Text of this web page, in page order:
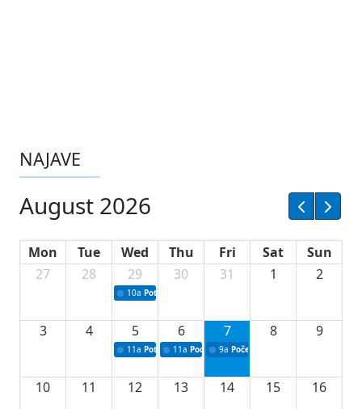
NAJAVE
August 2026
Mon Tue Wed Thu Fri Sat
Sun
27
28 29
10a Potpisivanje ugovora sa neprofitnim
30 31 1 2
3 4 5
11a Potpisivanje ugovora o stipendijama za
6
11a Podrška razvoju vodne infrastrukture u
7
9a Početak izgradnje nove
8 9
10 11 12 13 14 15 16